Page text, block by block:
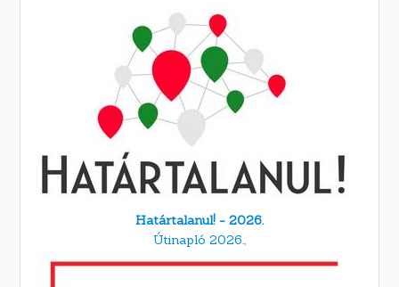
Határtalanul! - 2026.
Útinapló 2026.,